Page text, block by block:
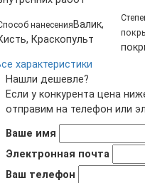
нанесения Валик,
Краскопульт
характеристики
Нашли дешевле?
Если у конкурента цена
отправим на телефон или
Ваше имя
Электронная почта
Ваш телефон